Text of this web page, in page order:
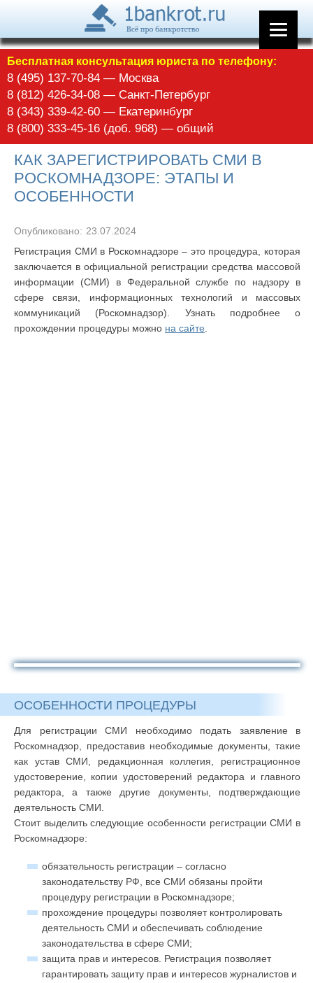
Бесплатная консультация юриста по телефону:
8 (495) 137-70-84 — Москва
8 (812) 426-34-08 — Санкт-Петербург
8 (343) 339-42-60 — Екатеринбург
8 (800) 333-45-16 (доб. 968) — общий
КАК ЗАРЕГИСТРИРОВАТЬ СМИ В
РОСКОМНАДЗОРЕ: ЭТАПЫ И
ОСОБЕННОСТИ
Опубликовано: 23.07.2024
Регистрация СМИ в Роскомнадзоре – это процедура, которая
заключается в официальной регистрации средства массовой
информации (СМИ) в Федеральной службе по надзору в
сфере связи, информационных технологий и массовых
коммуникаций (Роскомнадзор). Узнать подробнее о
прохождении процедуры можно на сайте
ОСОБЕННОСТИ ПРОЦЕДУРЫ
Для регистрации СМИ необходимо подать заявление в
Роскомнадзор, предоставив необходимые документы, такие
как устав СМИ, редакционная коллегия, регистрационное
удостоверение, копии удостоверений редактора и главного
редактора, а также другие документы, подтверждающие
деятельность СМИ.
Стоит выделить следующие особенности регистрации СМИ в
Роскомнадзоре:
обязательность регистрации – согласно
законодательству РФ, все СМИ обязаны пройти
процедуру регистрации в Роскомнадзоре;
прохождение процедуры позволяет контролировать
деятельность СМИ и обеспечивать соблюдение
законодательства в сфере СМИ;
защита прав и интересов. Регистрация позволяет
гарантировать защиту прав и интересов журналистов и